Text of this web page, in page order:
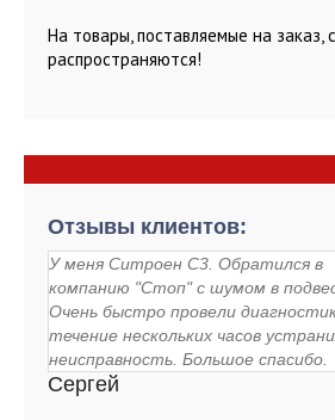
На товары, поставляемые на заказ,
распространяются!
Отзывы клиентов:
У меня Ситроен С3. Обратился в
компанию "Стоп" с шумом в
Очень быстро провели
течение нескольких часов
неисправность. Большое спасибо.
Сергей